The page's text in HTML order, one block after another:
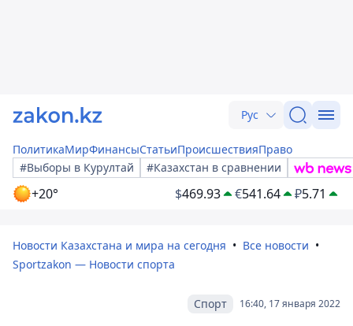
Рус
ПолитикаМирФинансыСтатьиПроисшествияПраво
#Выборы в Курултай
#Казахстан в сравнении
+20° $469.93 €541.64 ₽5.71
Новости Казахстана и мира на сегодня
Все новости
Sportzakon — Новости спорта
16:40, 17 января 2022
Спорт